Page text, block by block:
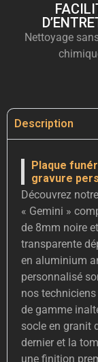
Nettoyage
Description
Plaque
gravure
Découvrez
« Gemini »
de 8mm noire
transparente
en aluminium
personnalisé
nos
de gamme
socle en granit
dernier et la
une finition